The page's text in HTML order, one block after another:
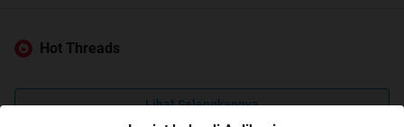
Hot Threads
Lihat Selengkapnya